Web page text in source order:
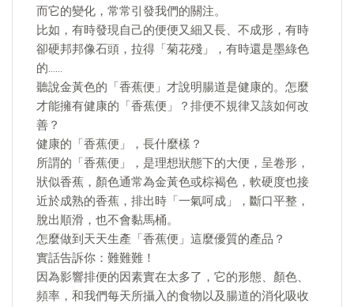
而它的變化，常常引發我們的關注。
比如，有時發現自己的便便又細又長、不成形，有時
卻硬邦邦像石頭，拉得「菊花殘」，有時還是墨綠色
的……
聽說金黃色的「香蕉便」才說明腸道是健康的。怎麼
才能擁有健康的「香蕉便」？排便不規律又該如何改
善？
健康的「香蕉便」，長什麼樣？
所謂的「香蕉便」，是理想狀態下的大便，呈卷形，
狀似香蕉，顏色通常為金黃色或棕褐色，軟硬度也接
近於成熟的香蕉，排出時「一氣呵成」，斷口平整，
脫出順滑，也不會黏馬桶。
怎麼做到天天生產「香蕉便」這麼優質的產品？
實話告訴你：難難難！
因為影響排便的因素實在太多了，它的形態、顏色、
頻率，和我們每天所攝入的食物以及腸道的消化吸收